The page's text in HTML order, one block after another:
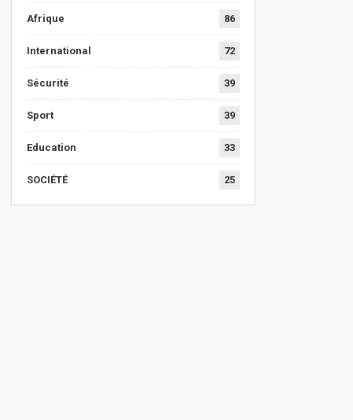
Afrique 86
International 72
Sécurité 39
Sport 39
Education 33
SOCIÉTÉ 25